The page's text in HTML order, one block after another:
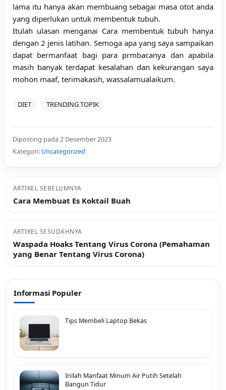
lama itu hanya akan membuang sebagai masa otot anda
yang diperlukan untuk membentuk tubuh.
Itulah ulasan menganai Cara membentuk tubuh hanya
dengan 2 jenis latihan. Semoga apa yang saya sampaikan
dapat bermanfaat bagi para prmbacanya dan apabila
masih banyak terdapat kesalahan dan kekurangan saya
mohon maaf, terimakasih, wassalamualaikum.
DIET TRENDING TOPIK
Diposting pada 2 Desember 2023
Kategori: Uncategorized
ARTIKEL SEBELUMNYA
Cara Membuat Es Koktail Buah
ARTIKEL SESUDAHNYA
Waspada Hoaks Tentang Virus Corona (Pemahaman
yang Benar Tentang Virus Corona)
Informasi Populer
Tips Membeli Laptop Bekas
Inilah Manfaat Minum Air Putih Setelah
Bangun Tidur